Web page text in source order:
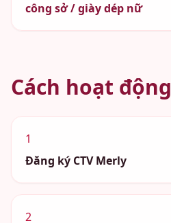
công sở / giày dép nữ
Cách hoạt động
1
Đăng ký CTV Merly
2